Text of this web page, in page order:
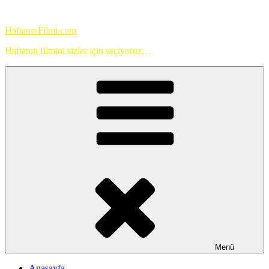
HaftanınFilmi.com
Haftanın filmini sizler için seçiyoruz…
Menü